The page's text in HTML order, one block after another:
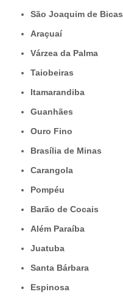
São Joaquim de Bicas
Araçuaí
Várzea da Palma
Taiobeiras
Itamarandiba
Guanhães
Ouro Fino
Brasília de Minas
Carangola
Pompéu
Barão de Cocais
Além Paraíba
Juatuba
Santa Bárbara
Espinosa